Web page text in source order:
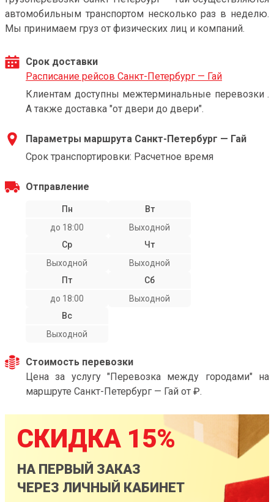
автомобильным транспортом несколько раз в неделю.
Мы принимаем груз от физических лиц и компаний.
Срок доставки
Расписание рейсов Санкт-Петербург — Гай
Клиентам доступны межтерминальные перевозки .
А также доставка "от двери до двери".
Параметры маршрута Санкт-Петербург — Гай
Срок транспортировки: Расчетное время
Отправление
Пн
до 18:00
Вт
Выходной
Ср
Выходной
Чт
Выходной
Пт
до 18:00
Сб
Выходной
Вс
Выходной
Стоимость перевозки
Цена за услугу "Перевозка между городами" на
маршруте Санкт-Петербург — Гай от ₽.
СКИДКА 15%
НА ПЕРВЫЙ ЗАКАЗ
ЧЕРЕЗ ЛИЧНЫЙ КАБИНЕТ